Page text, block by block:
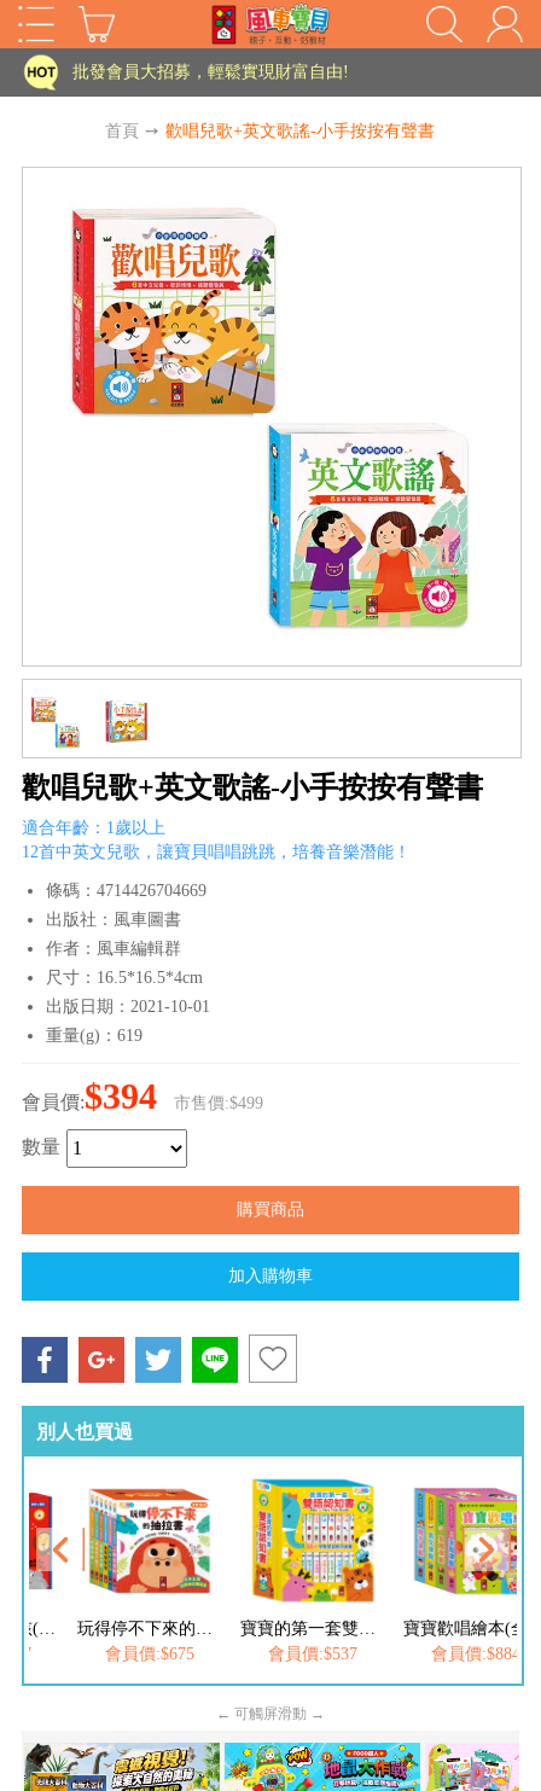
HOT
家長樂了!「風車書版集團暨FOOD超人企業總部」目前正興建中!
批發會員大招募，輕鬆實現財富自由!
老師您好!!幼教會員火熱招募中~
海外購物免煩惱！點我查看『海外購物流程說明』
批發會員大招募，輕鬆實現財富自由!
老師您好!!幼教會員火熱招募中~
海外購物免煩惱！點我查看『海外購物流程說明』
首頁 ➙ 歡唱兒歌+英文歌謠-小手按按有聲書
歡唱兒歌+英文歌謠-小手按按有聲書
適合年齡：1歲以上
12首中英文兒歌，讓寶貝唱唱跳跳，培養音樂潛能！
條碼：4714426704669
出版社：風車圖書
作者：風車編輯群
尺寸：16.5*16.5*4cm
出版日期：2021-10-01
重量(g)：619
會員價:$394 市售價:$499
數量
別人也買過
會員價:$675
會員價:$537
會員價:$884
← 可觸屏滑動 →